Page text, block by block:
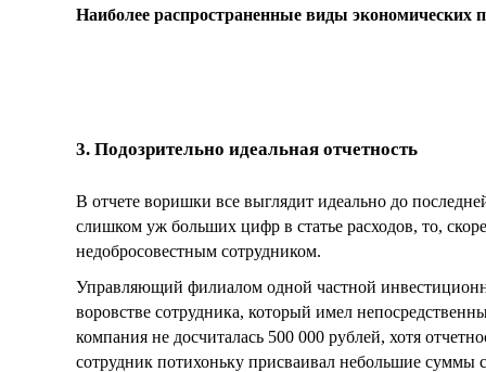
Наиболее распространенные виды экономических
3. Подозрительно идеальная отчетность
В отчете воришки все выглядит идеально до
слишком уж больших цифр в статье расходов, то,
недобросовестным сотрудником.
Управляющий филиалом одной частной
воровстве сотрудника, который имел
компания не досчиталась 500 000 рублей, хотя
сотрудник потихоньку присваивал небольшие суммы